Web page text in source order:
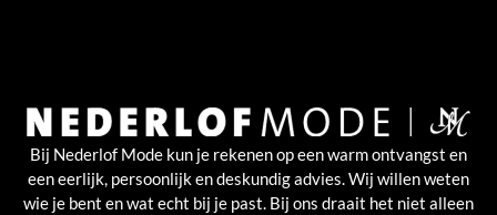
Bij Nederlof Mode kun je rekenen op een warm ontvangst en
een eerlijk, persoonlijk en deskundig advies. Wij willen weten
wie je bent en wat echt bij je past. Bij ons draait het niet alleen